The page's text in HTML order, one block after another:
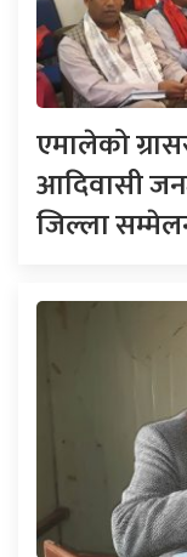
एमालेको
आदिवासी
जिल्ला